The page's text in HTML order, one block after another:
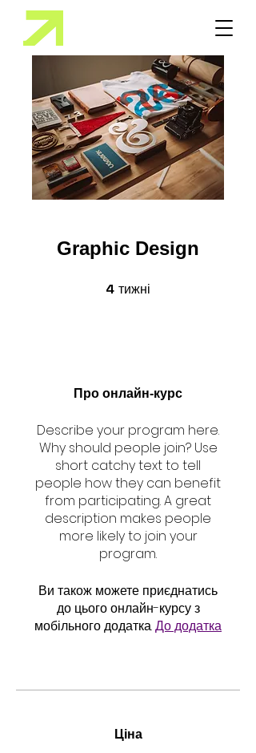
Graphic Design
4 тижні
Про онлайн-курс
Describe your program here.
Why should people join? Use
short catchy text to tell
people how they can benefit
from participating. A great
description makes people
more likely to join your
program.
Ви також можете приєднатись
до цього онлайн-курсу з
мобільного додатка.До додатка
Ціна